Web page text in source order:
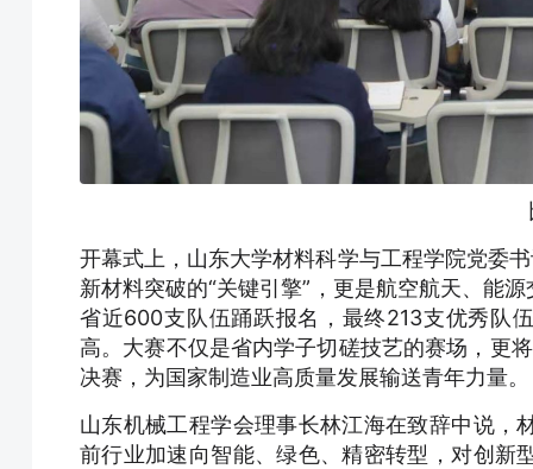
开幕式上，山东大学材料科学与工程学院党委
新材料突破的“关键引擎”，更是航空航天、能
省近600支队伍踊跃报名，最终213支优秀队
高。大赛不仅是省内学子切磋技艺的赛场，更
决赛，为国家制造业高质量发展输送青年力量。
山东机械工程学会理事长林江海在致辞中说，
前行业加速向智能、绿色、精密转型，对创新